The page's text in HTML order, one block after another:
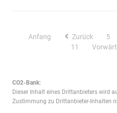
Anfang
Zurück 5
11
CO2-Bank:
Dieser Inhalt eines Drittanbieters wird
Zustimmung zu Drittanbieter-Inhalten